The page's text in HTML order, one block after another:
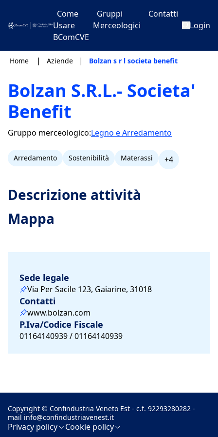
Come
Usare
BComCVE
Gruppi
Merceologici
Contatti
Login
Home | Aziende | Bolzan s r l societa benefit
Bolzan S.R.L.- Societa'
Benefit
Gruppo merceologico:Legno e Arredamento
Arredamento Sostenibilità Materassi +4
Descrizione attività
Mappa
Sede legale
Via Per Sacile 123, Gaiarine, 31018
Contatti
www.bolzan.com
P.Iva/Codice Fiscale
01164140939 / 01164140939
Copyright © Confindustria Veneto Est - c.f. 92293280282 -
mail info@confindustriavenest.it
Privacy policy Cookie policy